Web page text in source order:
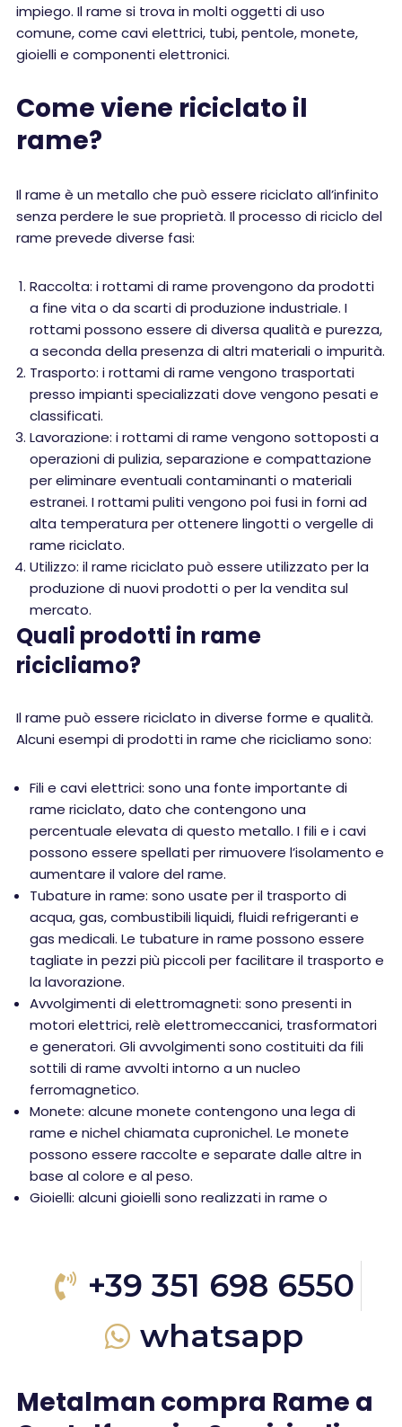
impiego. Il rame si trova in molti oggetti di uso
comune, come cavi elettrici, tubi, pentole, monete,
gioielli e componenti elettronici.
Come viene riciclato il
rame?
Il rame è un metallo che può essere riciclato all’infinito
senza perdere le sue proprietà. Il processo di riciclo del
rame prevede diverse fasi:
Raccolta: i rottami di rame provengono da prodotti
a fine vita o da scarti di produzione industriale. I
rottami possono essere di diversa qualità e purezza,
a seconda della presenza di altri materiali o impurità.
Trasporto: i rottami di rame vengono trasportati
presso impianti specializzati dove vengono pesati e
classificati.
Lavorazione: i rottami di rame vengono sottoposti a
operazioni di pulizia, separazione e compattazione
per eliminare eventuali contaminanti o materiali
estranei. I rottami puliti vengono poi fusi in forni ad
alta temperatura per ottenere lingotti o vergelle di
rame riciclato.
Utilizzo: il rame riciclato può essere utilizzato per la
produzione di nuovi prodotti o per la vendita sul
mercato.
Quali prodotti in rame
ricicliamo?
Il rame può essere riciclato in diverse forme e qualità.
Alcuni esempi di prodotti in rame che ricicliamo sono:
Fili e cavi elettrici: sono una fonte importante di
rame riciclato, dato che contengono una
percentuale elevata di questo metallo. I fili e i cavi
possono essere spellati per rimuovere l’isolamento e
aumentare il valore del rame.
Tubature in rame: sono usate per il trasporto di
acqua, gas, combustibili liquidi, fluidi refrigeranti e
gas medicali. Le tubature in rame possono essere
tagliate in pezzi più piccoli per facilitare il trasporto e
la lavorazione.
Avvolgimenti di elettromagneti: sono presenti in
motori elettrici, relè elettromeccanici, trasformatori
e generatori. Gli avvolgimenti sono costituiti da fili
sottili di rame avvolti intorno a un nucleo
ferromagnetico.
Monete: alcune monete contengono una lega di
rame e nichel chiamata cupronichel. Le monete
possono essere raccolte e separate dalle altre in
base al colore e al peso.
Gioielli: alcuni gioielli sono realizzati in rame o
+39 351 698 6550
whatsapp
Metalman compra Rame a